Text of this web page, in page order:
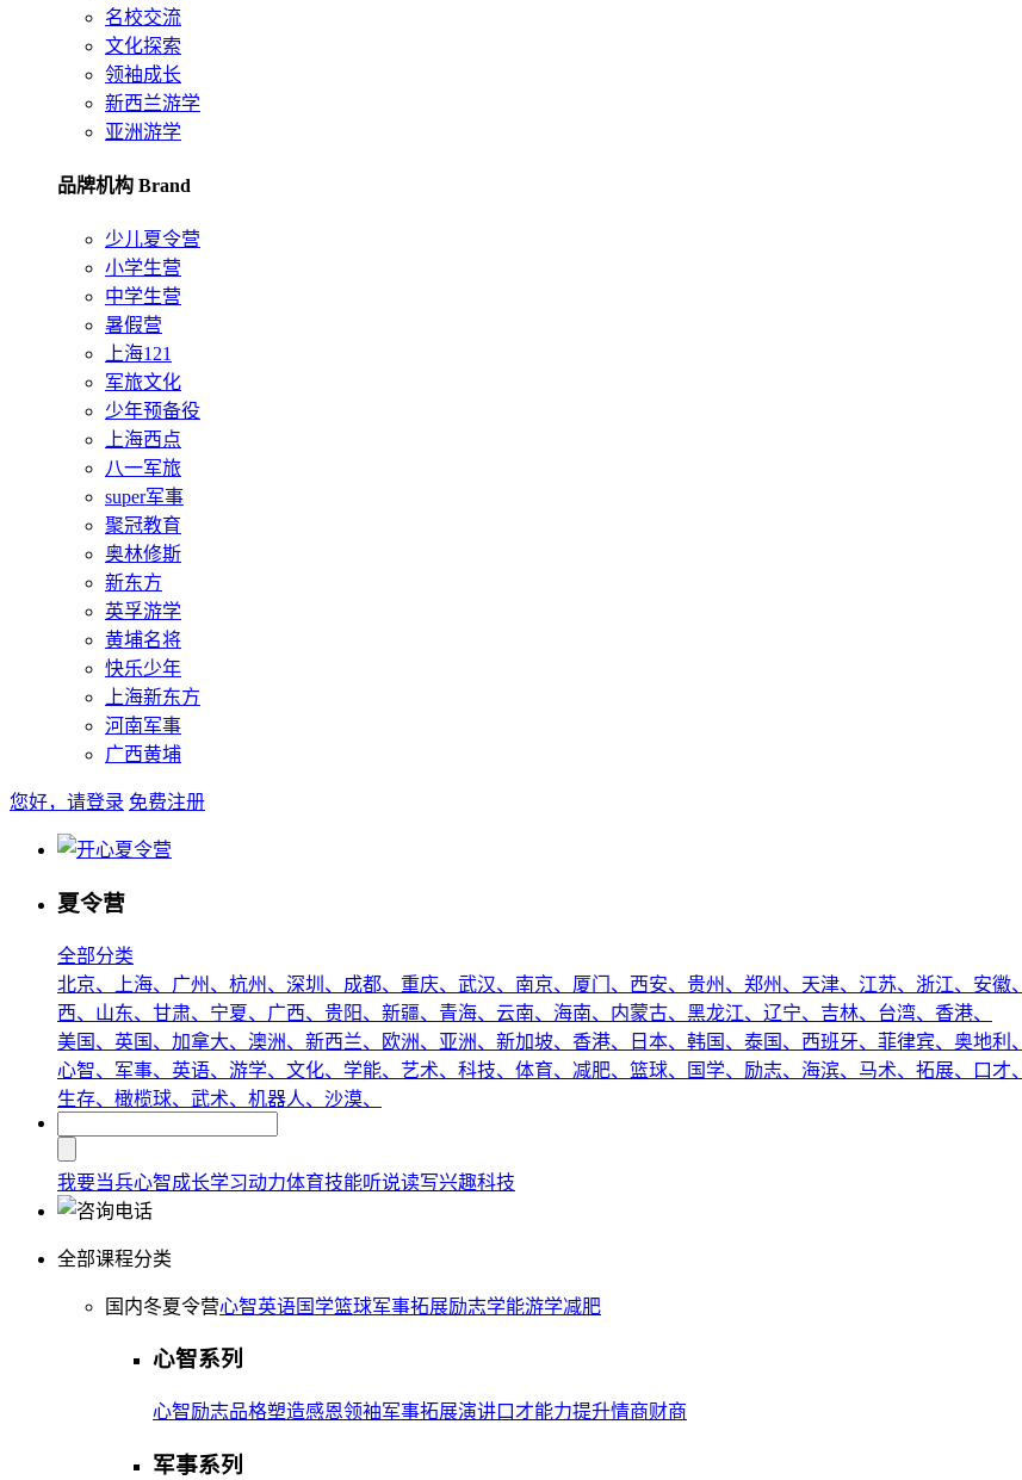
名校交流
文化探索
领袖成长
新西兰游学
亚洲游学
品牌机构 Brand
少儿夏令营
小学生营
中学生营
暑假营
上海121
军旅文化
少年预备役
上海西点
八一军旅
super军事
聚冠教育
奥林修斯
新东方
英孚游学
黄埔名将
快乐少年
上海新东方
河南军事
广西黄埔
您好，请登录 免费注册
夏令营
全部分类
北京、
上海、 广州、 杭州、 深圳、 成都、 重庆、 武汉、 南京、 厦门、 西安、 贵州、 郑州、 天津、 江苏、 浙江、 安徽、
西、 山东、 甘肃、 宁夏、 广西、 贵阳、 新疆、 青海、 云南、 海南、 内蒙古、 黑龙江、 辽宁、 吉林、 台湾、 香港、
美国、 英国、 加拿大、 澳洲、 新西兰、 欧洲、 亚洲、 新加坡、 香港、 日本、 韩国、 泰国、 西班牙、 菲律宾、 奥地利、
心智、 军事、 英语、 游学、 文化、 学能、 艺术、 科技、 体育、 减肥、 篮球、 国学、 励志、 海滨、 马术、 拓展、 口才、
生存、 橄榄球、 武术、 机器人、 沙漠、
我要当兵心智成长学习动力体育技能听说读写兴趣科技
全部课程分类
国内冬夏令营心智英语国学篮球军事拓展励志学能游学减肥
心智系列
心智励志品格塑造感恩领袖军事拓展演讲口才能力提升情商财商
军事系列